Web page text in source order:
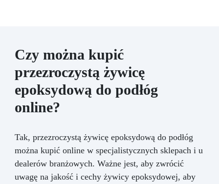
Czy można kupić
przezroczystą żywicę
epoksydową do podłóg
online?
Tak, przezroczystą żywicę epoksydową do podłóg
można kupić online w specjalistycznych sklepach i u
dealerów branżowych. Ważne jest, aby zwrócić
uwagę na jakość i cechy żywicy epoksydowej, aby